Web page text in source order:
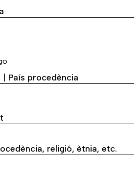
| País procedència
religió, ètnia, etc.